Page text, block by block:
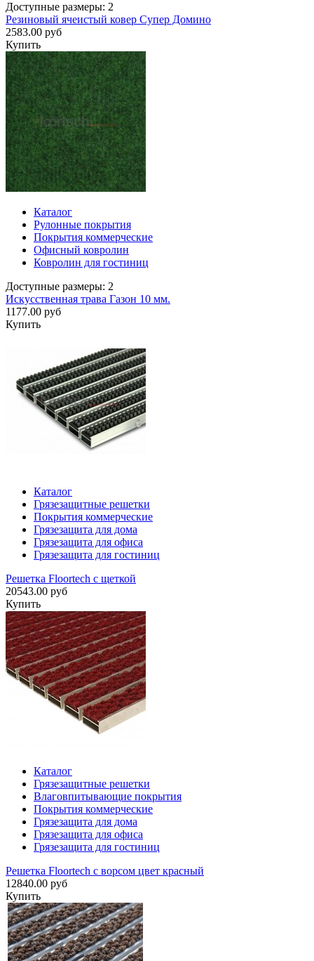
Доступные размеры: 2
Резиновый ячеистый ковер Супер Домино
2583.00 руб
Купить
Каталог
Рулонные покрытия
Покрытия коммерческие
Офисный ковролин
Ковролин для гостиниц
Доступные размеры: 2
Искусственная трава Газон 10 мм.
1177.00 руб
Купить
Каталог
Грязезащитные решетки
Покрытия коммерческие
Грязезащита для дома
Грязезащита для офиса
Грязезащита для гостиниц
Решетка Floortech с щеткой
20543.00 руб
Купить
Каталог
Грязезащитные решетки
Влаговпитывающие покрытия
Покрытия коммерческие
Грязезащита для дома
Грязезащита для офиса
Грязезащита для гостиниц
Решетка Floortech с ворсом цвет красный
12840.00 руб
Купить